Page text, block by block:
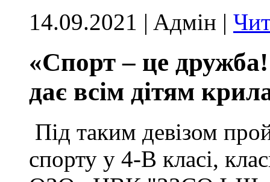
14.09.2021 | Aдмін |
«Спорт – це
дає всім дітям
Під таким девізом
спорту у 4-В класі,